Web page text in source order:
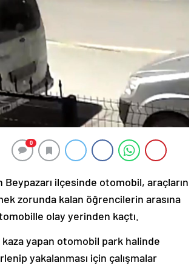
0
Beypazarı ilçesinde otomobil, araçların
zorunda kalan öğrencilerin arasına
olay yerinden kaçtı.
kaza yapan otomobil park halinde
yakalanması için çalışmalar